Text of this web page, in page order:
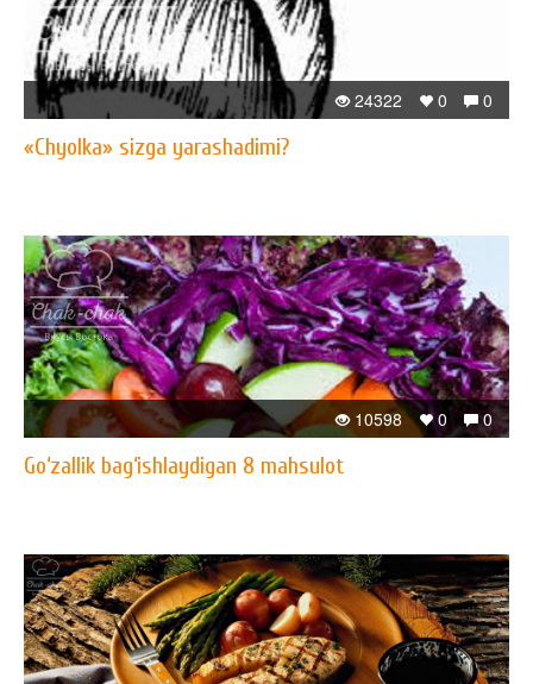
0
0
24322
«Chyolka» sizga yarashadimi?
0
0
10598
Go‘zallik bag‘ishlaydigan 8 mahsulot